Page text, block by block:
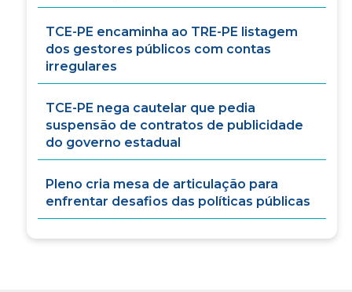
TCE-PE encaminha ao TRE-PE listagem
dos gestores públicos com contas
irregulares
TCE-PE nega cautelar que pedia
suspensão de contratos de publicidade
do governo estadual
Pleno cria mesa de articulação para
enfrentar desafios das políticas públicas